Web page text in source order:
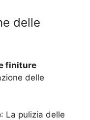
delle
finiture
delle
: La pulizia delle